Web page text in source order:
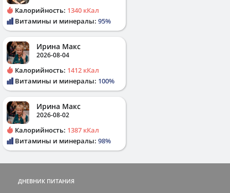
Калорийность: 1340 кКал
Витамины и минералы: 95%
Ирина Макс
2026-08-04
Калорийность: 1412 кКал
Витамины и минералы: 100%
Ирина Макс
2026-08-02
Калорийность: 1387 кКал
Витамины и минералы: 98%
ДНЕВНИК ПИТАНИЯ